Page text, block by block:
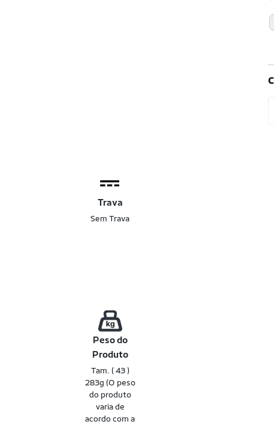
Trava
Sem Trava
Peso do
Produto
Tam. ( 43 )
283g (O peso
do produto
varia de
acordo com a